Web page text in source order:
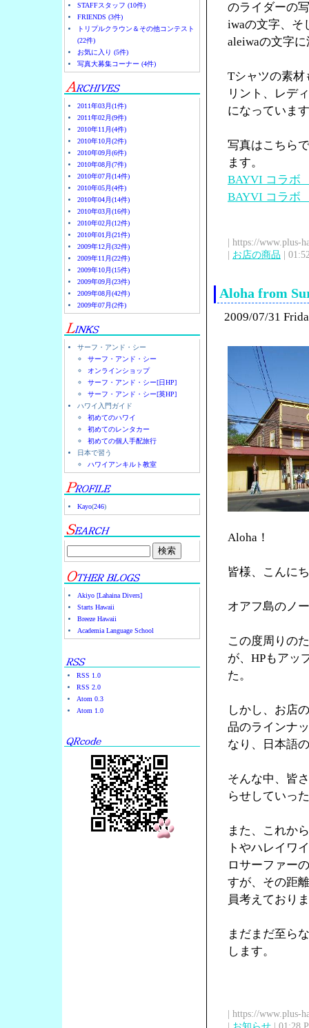
STAFFスタッフ (10件)
FRIENDS (3件)
トリプルクラウン＆その他コンテスト
(22件)
お気に入り (5件)
写真大募集コーナー (4件)
2011年03月(1件)
2011年02月(9件)
2010年11月(4件)
2010年10月(2件)
2010年09月(6件)
2010年08月(7件)
2010年07月(14件)
2010年05月(4件)
2010年04月(14件)
2010年03月(16件)
2010年02月(12件)
2010年01月(21件)
2009年12月(32件)
2009年11月(22件)
2009年10月(15件)
2009年09月(23件)
2009年08月(42件)
2009年07月(2件)
サーフ・アンド・シー
サーフ・アンド・シー
オンラインショップ
サーフ・アンド・シー[日HP]
サーフ・アンド・シー[英HP]
ハワイ入門ガイド
初めてのハワイ
初めてのレンタカー
初めての個人手配旅行
日本で習う
ハワイアンキルト教室
Kayo(246)
Akiyo [Lahaina Divers]
Starts Hawaii
Breeze Hawaii
Academia Language School
RSS 1.0
RSS 2.0
Atom 0.3
Atom 1.0
のライダーの
iwaの文字、
aleiwaの文字
Tシャツの素材
リント、レデ
になっていま
写真はこちら
ます。
BAYVI コラ
BAYVI コラボ
| https://www.plus-
| お店の商品 |
Aloha from
2009/07/31
Aloha！
皆様、こんに
オアフ島のノ
この度周りの
が、HPもアッ
た。
しかし、お店
品のラインナ
なり、日本語
そんな中、皆
らせしていっ
また、これか
トやハレイワ
ロサーファー
すが、その距
員考えており
まだまだ至ら
します。
| https://www.plus-